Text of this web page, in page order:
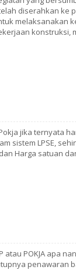
diserahkan
melaksanakan
konstruksi,
jika ternyata
sistem LPSE,
Harga satuan
POKJA apa
penawaran